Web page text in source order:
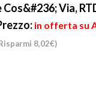
Cos&#236; Via,
in offerta su
8,02€)